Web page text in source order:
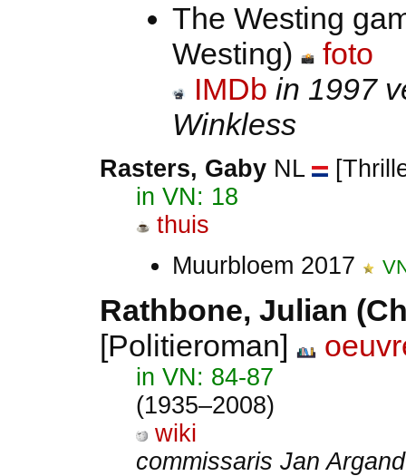
The Westing
Westing)
foto
IMDb in 1997
Winkless
Rasters, Gaby NL
in VN: 18
thuis
Muurbloem 2017
Rathbone, Julian
[Politieroman]
in VN: 84-87
(1935–2008)
wiki
commissaris Jan Argand